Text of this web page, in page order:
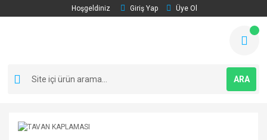
Hoşgeldiniz Giriş Yap Üye Ol
ARA